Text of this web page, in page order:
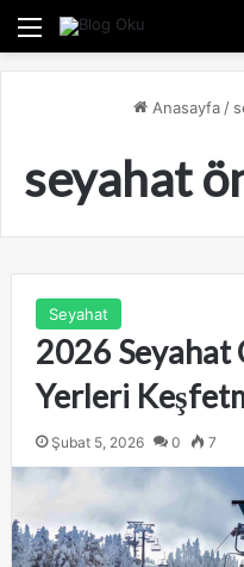
Menü
Anasayfa /
seyahat
Seyahat
2026
Yerleri
Şubat 5, 2026 0 7